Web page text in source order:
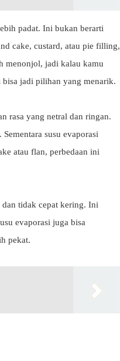
padat. Ini bukan berarti
cake, custard, atau pie filling,
menonjol, jadi kalau kamu
bisa jadi pilihan yang menarik.
rasa yang netral dan ringan.
susu evaporasi
atau flan, perbedaan ini
tidak cepat kering. Ini
evaporasi juga bisa
pekat.